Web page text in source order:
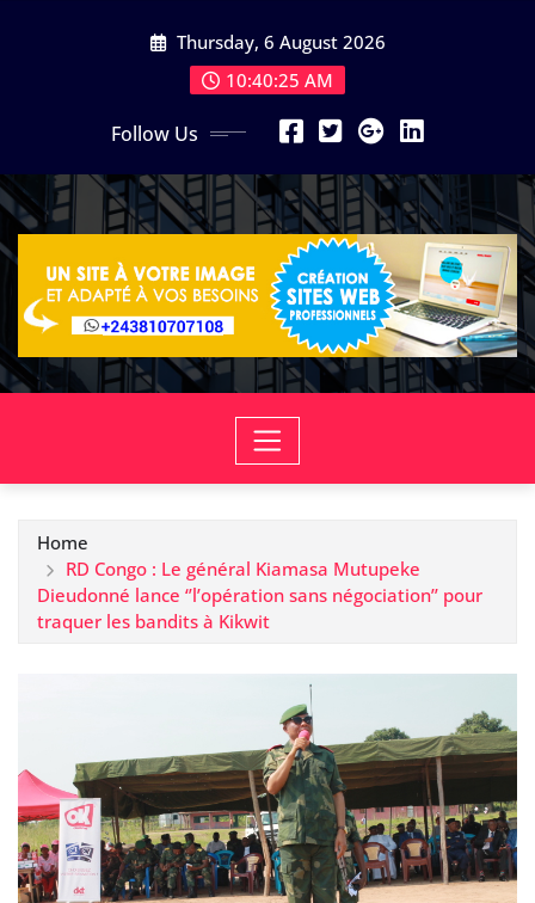
Thursday, 6 August 2026
10:40:26 AM
Follow Us
Home
RD Congo : Le général Kiamasa Mutupeke
Dieudonné lance ‘’l’opération sans négociation’’ pour
traquer les bandits à Kikwit